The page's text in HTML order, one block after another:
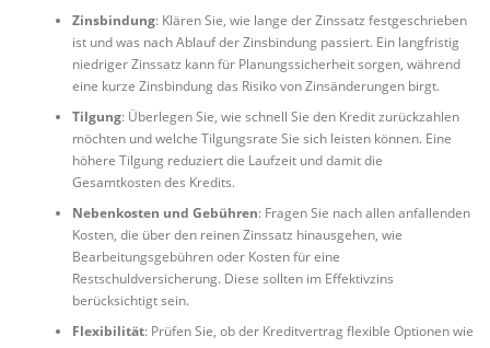
Zinsbindung: Klären Sie, wie lange der Zinssatz festgeschrieben
ist und was nach Ablauf der Zinsbindung passiert. Ein langfristig
niedriger Zinssatz kann für Planungssicherheit sorgen, während
eine kurze Zinsbindung das Risiko von Zinsänderungen birgt.
Tilgung: Überlegen Sie, wie schnell Sie den Kredit zurückzahlen
möchten und welche Tilgungsrate Sie sich leisten können. Eine
höhere Tilgung reduziert die Laufzeit und damit die
Gesamtkosten des Kredits.
Nebenkosten und Gebühren: Fragen Sie nach allen anfallenden
Kosten, die über den reinen Zinssatz hinausgehen, wie
Bearbeitungsgebühren oder Kosten für eine
Restschuldversicherung. Diese sollten im Effektivzins
berücksichtigt sein.
Flexibilität: Prüfen Sie, ob der Kreditvertrag flexible Optionen wie